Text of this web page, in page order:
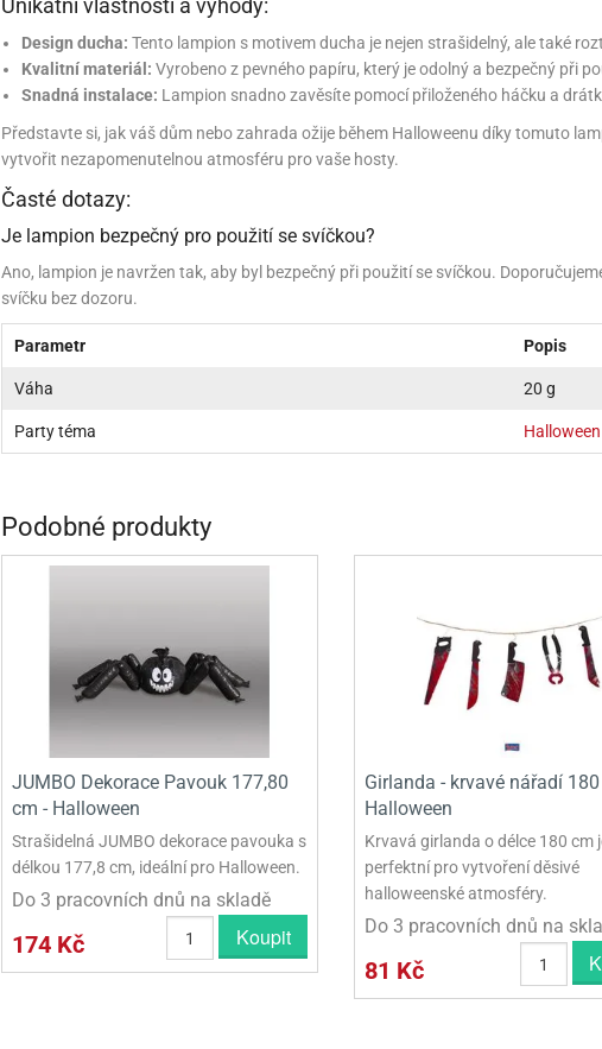
PRINCEZNY
SCOOBY DOO
SPONGE BOB
STAR WARS
TROLLS - TROLOVÉ
Unikátní vlastnosti a výhody:
Design ducha: Tento lampion s motivem ducha je nejen strašidelný, ale také
Kvalitní materiál: Vyrobeno z pevného papíru, který je odolný a bezpečný při
Snadná instalace: Lampion snadno zavěsíte pomocí přiloženého háčku a
Představte si, jak váš dům nebo zahrada ožije během Halloweenu díky tomuto
vytvořit nezapomenutelnou atmosféru pro vaše hosty.
Časté dotazy:
Je lampion bezpečný pro použití se svíčkou?
Ano, lampion je navržen tak, aby byl bezpečný při použití se svíčkou.
svíčku bez dozoru.
Parametr Popis
Váha 20 g
Party téma Halloween
Podobné produkty
JUMBO Dekorace Pavouk 177,80
cm - Halloween
Strašidelná JUMBO dekorace pavouka s
délkou 177,8 cm, ideální pro Halloween.
Do 3 pracovních dnů na skladě
174 Kč Koupit
Girlanda - krvavé nářadí
Halloween
Krvavá girlanda o délce 180 cm
perfektní pro vytvoření děsivé
halloweenské atmosféry.
Do 3 pracovních dnů na
81 Kč